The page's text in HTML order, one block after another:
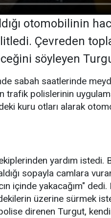
otomobilinin
Çevreden
söyleyen
sabah saatlerinde
polislerinin
kuru otları alarak
yardım
sopayla camlara
içinde yakacağım"
üzerine sürmek
direnen Turgut,